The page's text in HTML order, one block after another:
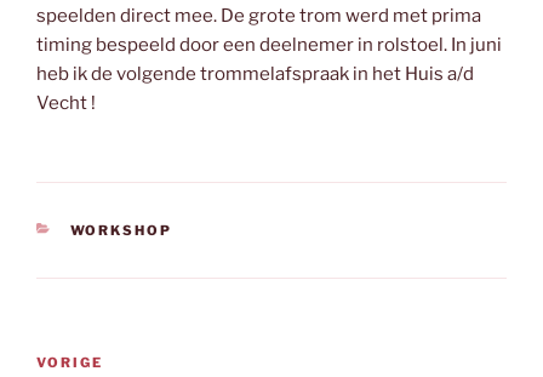
speelden direct mee. De grote trom werd met prima
timing bespeeld door een deelnemer in rolstoel. In juni
heb ik de volgende trommelafspraak in het Huis a/d
Vecht !
CATEGORIEËN
WORKSHOP
Vorig
VORIGE